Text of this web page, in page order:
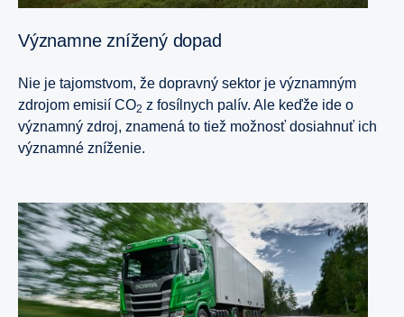
Významne znížený dopad
Nie je tajomstvom, že dopravný sektor je významným
zdrojom emisií CO2 z fosílnych palív. Ale keďže ide o
významný zdroj, znamená to tiež možnosť dosiahnuť ich
významné zníženie.